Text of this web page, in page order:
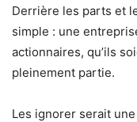
Derrière les parts et
simple : une
actionnaires, qu’ils
pleinement partie.
Les ignorer serait